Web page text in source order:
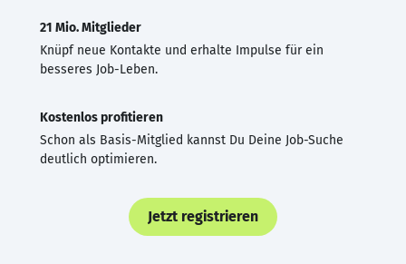
21 Mio. Mitglieder
Knüpf neue Kontakte und erhalte Impulse für ein
besseres Job-Leben.
Kostenlos profitieren
Schon als Basis-Mitglied kannst Du Deine Job-Suche
deutlich optimieren.
Jetzt registrieren